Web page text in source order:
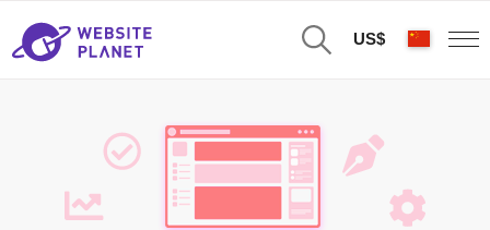
US$